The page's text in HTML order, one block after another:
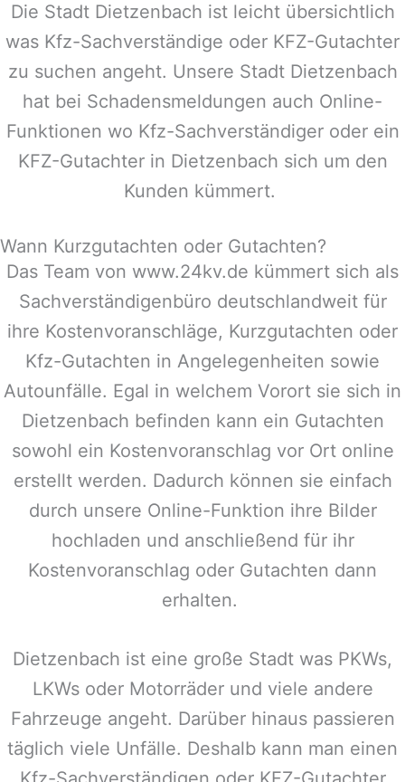
Die Stadt Dietzenbach ist leicht übersichtlich
was Kfz-Sachverständige oder KFZ-Gutachter
zu suchen angeht. Unsere Stadt Dietzenbach
hat bei Schadensmeldungen auch Online-
Funktionen wo Kfz-Sachverständiger oder ein
KFZ-Gutachter in Dietzenbach sich um den
Kunden kümmert.
Wann Kurzgutachten oder Gutachten?
Das Team von www.24kv.de kümmert sich als
Sachverständigenbüro deutschlandweit für
ihre Kostenvoranschläge, Kurzgutachten oder
Kfz-Gutachten in Angelegenheiten sowie
Autounfälle. Egal in welchem Vorort sie sich in
Dietzenbach befinden kann ein Gutachten
sowohl ein Kostenvoranschlag vor Ort online
erstellt werden. Dadurch können sie einfach
durch unsere Online-Funktion ihre Bilder
hochladen und anschließend für ihr
Kostenvoranschlag oder Gutachten dann
erhalten.
Dietzenbach ist eine große Stadt was PKWs,
LKWs oder Motorräder und viele andere
Fahrzeuge angeht. Darüber hinaus passieren
täglich viele Unfälle. Deshalb kann man einen